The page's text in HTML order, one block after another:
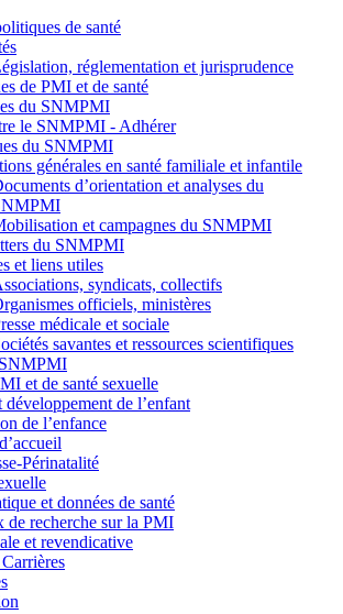
de santé
réglementation et jurisprudence
de PMI et de santé
du SNMPMI
le SNMPMI - Adhérer
du SNMPMI
générales en santé familiale et infantile
d’orientation et analyses du
et campagnes du SNMPMI
du SNMPMI
et liens utiles
syndicats, collectifs
officiels, ministères
médicale et sociale
savantes et ressources scientifiques
et de santé sexuelle
développement de l’enfant
de l’enfance
Périnatalité
et données de santé
de recherche sur la PMI
et revendicative